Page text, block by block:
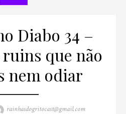
Diabo 34 –
que não
nem odiar
Author
rainhasdogritocast@gmail.com